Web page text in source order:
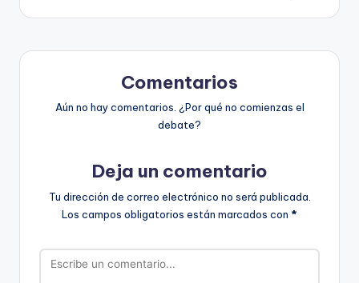
Comentarios
Aún no hay comentarios. ¿Por qué no comienzas el
debate?
Deja un comentario
Tu dirección de correo electrónico no será publicada.
Los campos obligatorios están marcados con *